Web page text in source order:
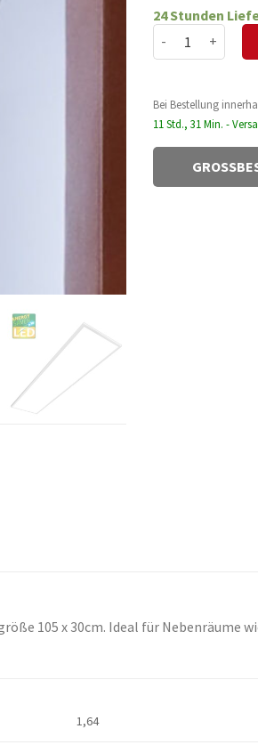
war:
59,98 €
ist:
24 Stunden
LED Panel EVA
Bei Bestellung
11 Std., 31 Min. -
105 x 30cm. Ideal für Nebenräume
1,64